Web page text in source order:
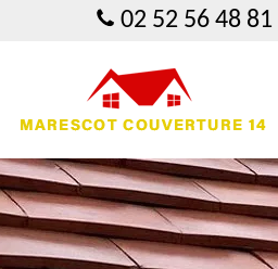
02 52 56 48 81